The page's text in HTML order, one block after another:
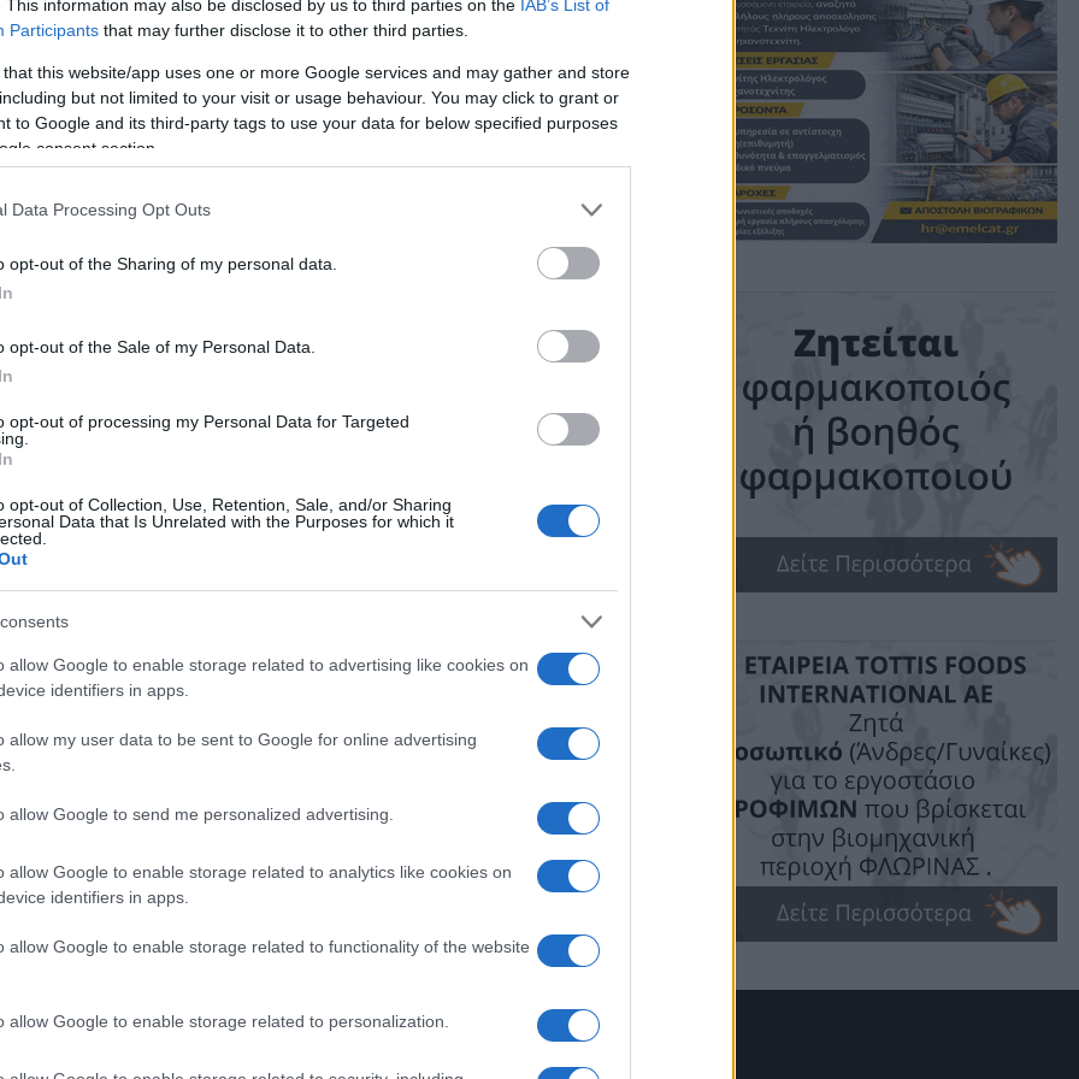
This information may also be disclosed by us to third parties on the IAB’s List of
Participants that may further disclose it to other third parties.
that this website/app uses one or more Google services and may gather and store
but not limited to your visit or usage behaviour. You may click to grant or
to Google and its third-party tags to use your data for below specified purposes
consent section.
Data Processing Opt Outs
opt-out of the Sharing of my personal data.
opt-out of the Sale of my Personal Data.
opt-out of processing my Personal Data for Targeted
opt-out of Collection, Use, Retention, Sale, and/or Sharing
Data that Is Unrelated with the Purposes for which it
allow Google to enable storage related to advertising like cookies on
identifiers in apps.
allow my user data to be sent to Google for online advertising
allow Google to send me personalized advertising.
allow Google to enable storage related to analytics like cookies on
identifiers in apps.
allow Google to enable storage related to functionality of the website
allow Google to enable storage related to personalization.
του ΕΚΕΤΑ
Επικαιρότητα Reading Time: 1 min read
και μάθετε πρώτοι όλες τις ειδήσεις!
αυτοκινητικό μέσο
Πτολεμαΐδα, παρουσιάζοντας την πόλη ως
της Ελλάδας σε μια τεχνολογία που ήδη
σε χώρες όπως η Νορβηγία και η Γαλλία. Σε
κάνει λόγο για μια καινοτόμο
που θα τοποθετήσει την Πτολεμαΐδα στον
και πράσινων μεταφορών, με τη
διαδρόμου όπου τα ηλεκτρικά
να φορτίζουν εν κινήσει.